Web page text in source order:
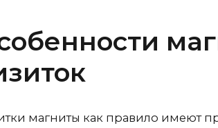
магниты как правило имеют